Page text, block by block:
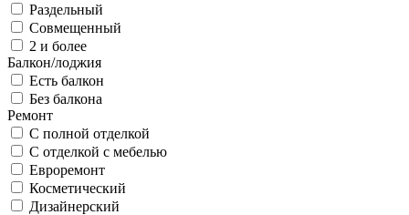
Раздельный
Совмещенный
2 и более
Балкон/лоджия
Есть балкон
Без балкона
Ремонт
С полной отделкой
С отделкой с мебелью
Евроремонт
Косметический
Дизайнерский